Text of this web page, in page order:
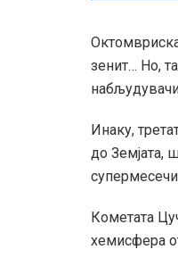
зенит… Но,
Инаку,
до Земјата,
Кометата
хемисфера